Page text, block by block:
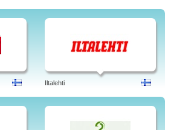
Iltalehti